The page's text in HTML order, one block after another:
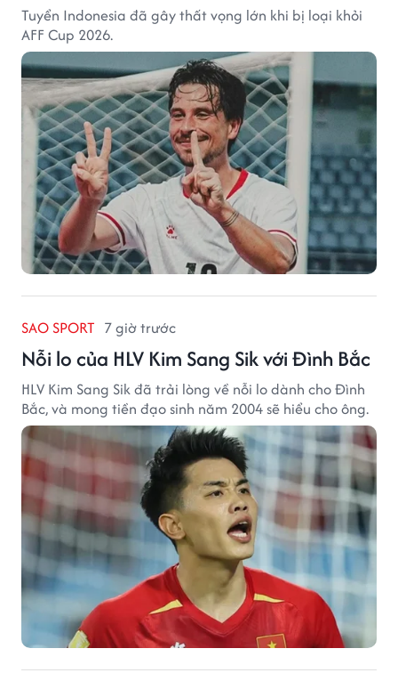
Tuyển Indonesia đã gây thất vọng lớn khi bị loại khỏi
AFF Cup 2026.
SAO SPORT 7 giờ trước
Nỗi lo của HLV Kim Sang Sik với Đình Bắc
HLV Kim Sang Sik đã trải lòng về nỗi lo dành cho Đình
Bắc, và mong tiền đạo sinh năm 2004 sẽ hiểu cho ông.